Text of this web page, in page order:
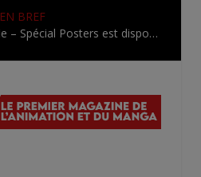
EN BREF
L’AnimeLand Hors-Série – Spécial Posters est disponible !